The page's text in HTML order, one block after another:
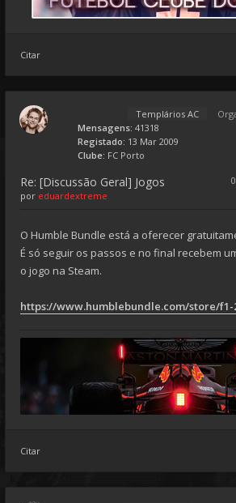
Citar
Templários AC
Mensagens: 41318
Registado: 13 Mar 2009
Clube: FC Porto
Re: [Discussão Geral] Jogos
por eduardextreme
O Humble Bundle está a oferecer
É só seguir os passos e no final recebem
o jogo na Steam.
https://www.humblebundle.com/store/f1-
Citar